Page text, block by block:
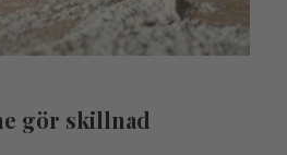
gör skillnad